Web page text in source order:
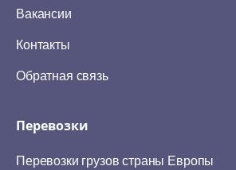
Вакансии
Контакты
Обратная связь
Перевозки
Перевозки грузов страны Европы